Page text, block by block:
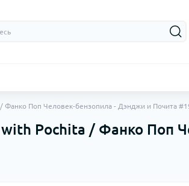
Фанко Поп Человек-бензопила - Дэнджи и Почита
with Pochita / Фанко Поп